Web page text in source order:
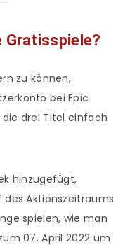
Gratisspiele?
zu können,
bei Epic
drei Titel einfach
hinzugefügt,
Aktionszeitraums
spielen, wie man
07. April 2022 um